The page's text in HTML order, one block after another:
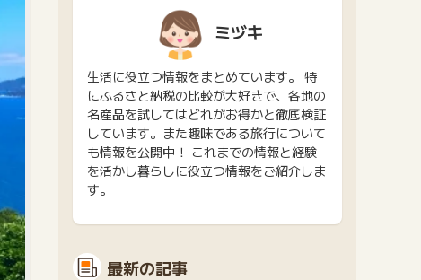
ミヅキ
生活に役立つ情報をまとめています。 特
にふるさと納税の比較が大好きで、各地の
名産品を試してはどれがお得かと徹底検証
しています。また趣味である旅行について
も情報を公開中！ これまでの情報と経験
を活かし暮らしに役立つ情報をご紹介しま
す。
最新の記事